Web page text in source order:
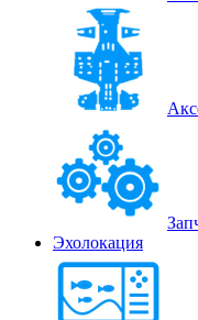
Эхолокация